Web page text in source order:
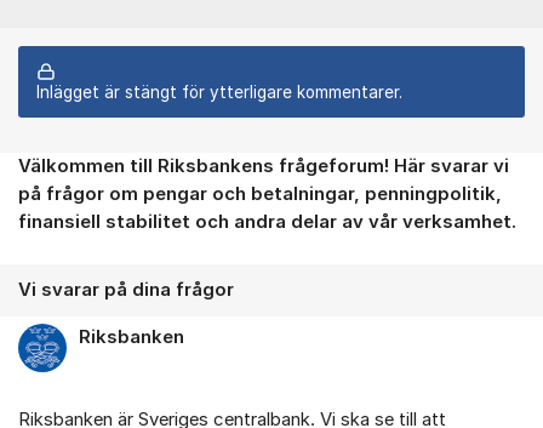
Inlägget är stängt för ytterligare kommentarer.
Om forumet
Välkommen till Riksbankens frågeforum! Här svarar vi
på frågor om pengar och betalningar, penningpolitik,
finansiell stabilitet och andra delar av vår verksamhet.
Vi svarar på dina frågor
Riksbanken
Riksbanken är Sveriges centralbank. Vi ska se till att